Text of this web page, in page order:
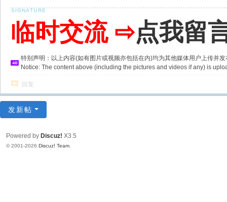
临时交流 ⇨点我留
特别声明：以上内容(如有图片或视频亦包括在内)均为其他媒体用户上传并
Notice: The content above (including the pictures and videos if any) is
回复
发新帖
Powered by Discuz! X3.5
© 2001-2026 Discuz! Team